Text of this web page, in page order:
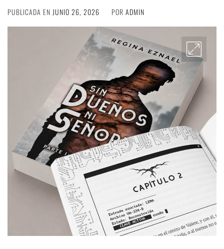
PUBLICADA EN JUNIO 26, 2026 POR ADMIN